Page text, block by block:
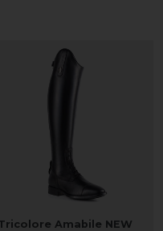
Amabile NEW